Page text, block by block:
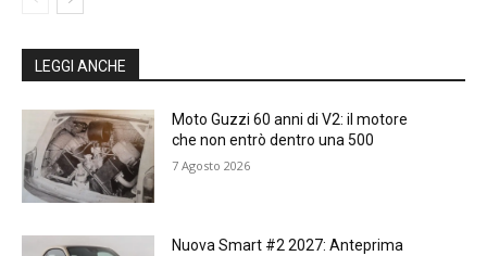
LEGGI ANCHE
Moto Guzzi 60 anni di V2: il motore
che non entrò dentro una 500
7 Agosto 2026
Nuova Smart #2 2027: Anteprima